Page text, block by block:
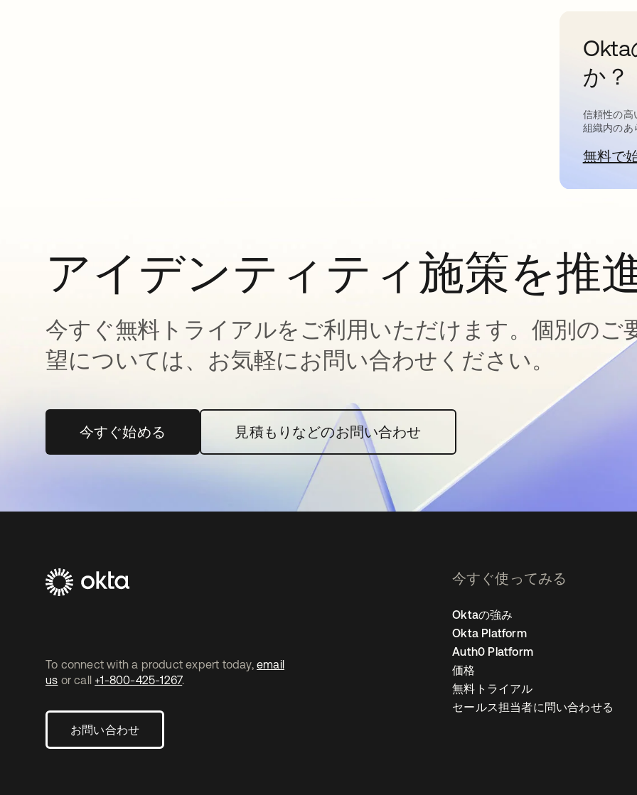
か？
信頼性の高
組織内のあ
無料で
アイデンティティ施策を推
今すぐ無料トライアルをご利用いただけます。個別のご
望については、お気軽にお問い合わせください。
今すぐ始める新しいタブで開く 見積もりなどのお問い合わせ
To connect with a product expert today, email
us or call +1-800-425-1267.
お問い合わせ
今すぐ使ってみる
Oktaの強み
Okta Platform
Auth0 Platform
価格
無料トライアル
セールス担当者に問い合わせる